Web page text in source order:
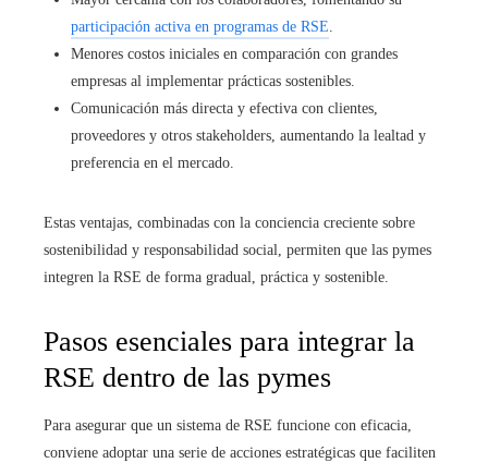
participación activa en programas de RSE.
Menores costos iniciales en comparación con grandes
empresas al implementar prácticas sostenibles.
Comunicación más directa y efectiva con clientes,
proveedores y otros stakeholders, aumentando la lealtad y
preferencia en el mercado.
Estas ventajas, combinadas con la conciencia creciente sobre
sostenibilidad y responsabilidad social, permiten que las pymes
integren la RSE de forma gradual, práctica y sostenible.
Pasos esenciales para integrar la
RSE dentro de las pymes
Para asegurar que un sistema de RSE funcione con eficacia,
conviene adoptar una serie de acciones estratégicas que faciliten